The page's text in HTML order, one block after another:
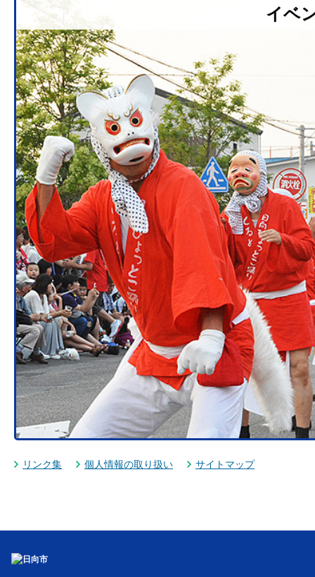
イベ
リンク集 個人情報の取り扱い サイトマップ